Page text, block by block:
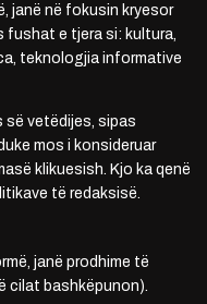
janë në fokusin kryesor
fushat e tjera si: kultura,
teknologjia informative
së vetëdijes, sipas
mos i konsideruar
klikuesish. Kjo ka qenë
të redaksisë.
janë prodhime të
cilat bashkëpunon).